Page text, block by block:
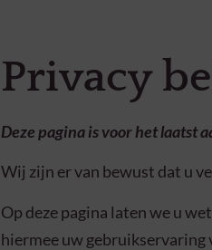
Privacy
Deze pagina is voor het laatst
Wij zijn er van bewust dat u
Op deze pagina laten we u
hiermee uw gebruikservaring